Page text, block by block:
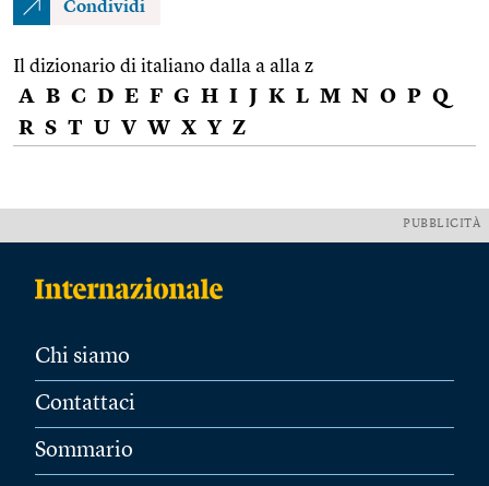
Condividi
Il dizionario di italiano dalla a alla z
A B C D E F G H I J K L M N O P Q
R S T U V W X Y Z
PUBBLICITÀ
Chi siamo
Contattaci
Sommario